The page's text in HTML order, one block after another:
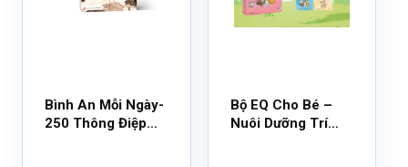
Bình An Mỗi Ngày-
250 Thông Điệp
Bộ EQ Cho Bé –
Nuôi Dưỡng Trí